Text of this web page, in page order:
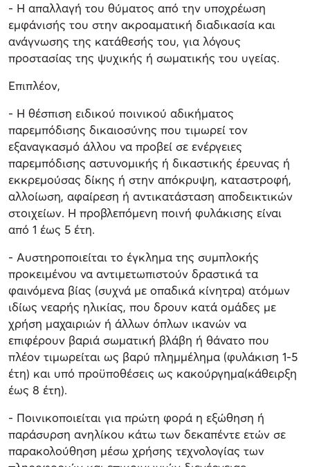
- Η απαλλαγή του θύματος από την υποχρέωση
εμφάνισής του στην ακροαματική διαδικασία και
ανάγνωσης της κατάθεσής του, για λόγους
προστασίας της ψυχικής ή σωματικής του υγείας.
Επιπλέον,
- Η θέσπιση ειδικού ποινικού αδικήματος
παρεμπόδισης δικαιοσύνης που τιμωρεί τον
εξαναγκασμό άλλου να προβεί σε ενέργειες
παρεμπόδισης αστυνομικής ή δικαστικής έρευνας ή
εκκρεμούσας δίκης ή στην απόκρυψη, καταστροφή,
αλλοίωση, αφαίρεση ή αντικατάσταση αποδεικτικών
στοιχείων. Η προβλεπόμενη ποινή φυλάκισης είναι
από 1 έως 5 έτη.
- Αυστηροποιείται το έγκλημα της συμπλοκής
προκειμένου να αντιμετωπιστούν δραστικά τα
φαινόμενα βίας (συχνά με οπαδικά κίνητρα) ατόμων
ιδίως νεαρής ηλικίας, που δρουν κατά ομάδες με
χρήση μαχαιριών ή άλλων όπλων ικανών να
επιφέρουν βαριά σωματική βλάβη ή θάνατο που
πλέον τιμωρείται ως βαρύ πλημμέλημα (φυλάκιση 1-5
έτη) και υπό προϋποθέσεις ως κακούργημα(κάθειρξη
έως 8 έτη).
- Ποινικοποιείται για πρώτη φορά η εξώθηση ή
παράσυρση ανηλίκου κάτω των δεκαπέντε ετών σε
παρακολούθηση μέσω χρήσης τεχνολογίας των